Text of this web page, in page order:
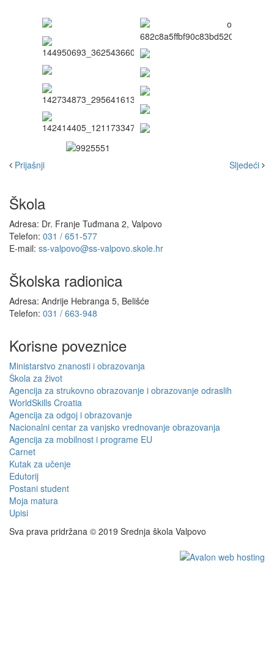
Prijašnji Sljedeći
Škola
Adresa: Dr. Franje Tuđmana 2, Valpovo
Telefon: 031 / 651-577
E-mail: ss-valpovo@ss-valpovo.skole.hr
Školska radionica
Adresa: Andrije Hebranga 5, Belišće
Telefon: 031 / 663-948
Korisne poveznice
Ministarstvo znanosti i obrazovanja
Škola za život
Agencija za strukovno obrazovanje i obrazovanje odraslih
WorldSkills Croatia
Agencija za odgoj i obrazovanje
Nacionalni centar za vanjsko vrednovanje obrazovanja
Agencija za mobilnost i programe EU
Carnet
Kutak za učenje
Edutorij
Postani student
Moja matura
Upisi
Sva prava pridržana © 2019 Srednja škola Valpovo